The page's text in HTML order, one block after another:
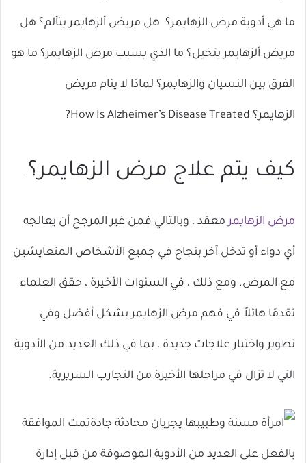
ما هي أدوية مرض الزهايمر؟ هل مريض ألزهايمر يتألم؟ هل
مريض ألزهايمر يتخيل؟ ما الذي يسبب مرض الزهايمر؟ ما هو
الفرق بين النسيان والزهايمر؟ لماذا لا ينام مريض
الزهايمر؟ How Is Alzheimer’s Disease Treated?
كيف يتم علاج مرض الزهايمر؟.
مرض الزهايمر معقد ، وبالتالي فمن غير المرجح أن يعالجه
أي دواء أو تدخل آخر بنجاح في جميع الأشخاص المتعايشين
مع المرض. ومع ذلك ، في السنوات الأخيرة ، حقق العلماء
تقدمًا هائلاً في فهم مرض الزهايمر بشكل أفضل وفي
تطوير واختبار علاجات جديدة ، بما في ذلك العديد من الأدوية
التي لا تزال في مراحلها الأخيرة من التجارب السريرية.
تمت الموافقة
بالفعل على العديد من الأدوية الموصوفة من قبل إدارة